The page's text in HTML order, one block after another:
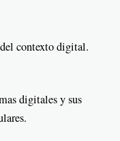
contexto digital.
digitales y sus